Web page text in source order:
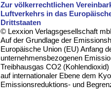
Zur völkerrechtlichen
Luftverkehrs in das
Drittstaaten
© Lexxion Verlagsgesellschaft
Auf der Grundlage der
Europäische Union (EU) Anfang
unternehmensbezogenen
Treibhausgas CO2
auf internationaler Ebene dem
Emissionsreduktions- und